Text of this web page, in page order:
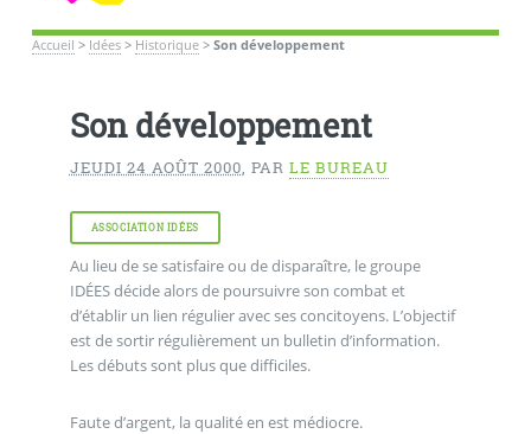
Accueil > Idées> Historique> Son développement
Son développement
JEUDI 24 AOÛT 2000, PAR LE BUREAU
ASSOCIATION IDÉES
Au lieu de se satisfaire ou de disparaître, le groupe
IDÉES décide alors de poursuivre son combat et
d’établir un lien régulier avec ses concitoyens. L’objectif
est de sortir régulièrement un bulletin d’information.
Les débuts sont plus que difficiles.
Faute d’argent, la qualité en est médiocre.